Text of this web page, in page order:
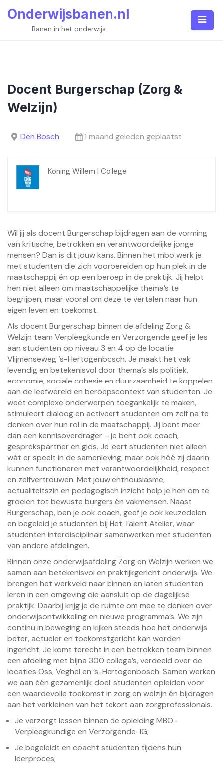
Onderwijsbanen.nl
Banen in het onderwijs
Docent Burgerschap (Zorg &
Welzijn)
Den Bosch 1 maand geleden geplaatst
Koning Willem I College
Wil jij als docent Burgerschap bijdragen aan de vorming
van kritische, betrokken en verantwoordelijke jonge
mensen? Dan is dit jouw kans. Binnen het mbo werk je
met studenten die zich voorbereiden op hun plek in de
maatschappij én op een beroep in de praktijk. Jij helpt
hen niet alleen om maatschappelijke thema’s te
begrijpen, maar vooral om deze te vertalen naar hun
eigen leven en toekomst.
Als docent Burgerschap binnen de afdeling Zorg &
Welzijn team Verpleegkunde en Verzorgende geef je les
aan studenten op niveau 3 en 4 op de locatie
Vlijmenseweg ‘s-Hertogenbosch. Je maakt het vak
levendig en betekenisvol door thema’s als politiek,
economie, sociale cohesie en duurzaamheid te koppelen
aan de leefwereld en beroepscontext van studenten. Je
weet complexe onderwerpen toegankelijk te maken,
stimuleert dialoog en activeert studenten om zelf na te
denken over hun rol in de maatschappij. Jij bent meer
dan een kennisoverdrager – je bent ook coach,
gesprekspartner en gids. Je leert studenten niet alleen
wát er speelt in de samenleving, maar ook hóé zij daarin
kunnen functioneren met verantwoordelijkheid, respect
en zelfvertrouwen. Met jouw enthousiasme,
actualiteitszin en pedagogisch inzicht help je hen om te
groeien tot bewuste burgers én vakmensen. Naast
Burgerschap, ben je ook coach, geef je ook keuzedelen
en begeleid je studenten bij Het Talent Atelier, waar
studenten interdisciplinair samenwerken met studenten
van andere afdelingen.
Binnen onze onderwijsafdeling Zorg en Welzijn werken we
samen aan betekenisvol en praktijkgericht onderwijs. We
brengen het werkveld naar binnen en laten studenten
leren in een omgeving die aansluit op de dagelijkse
praktijk. Daarbij krijg je de ruimte om mee te denken over
onderwijsontwikkeling en nieuwe programma’s. We zijn
continu in beweging en kijken steeds hoe het onderwijs
beter, actueler en toekomstgericht kan worden
ingericht. Je komt terecht in een betrokken team binnen
een afdeling met bijna 300 collega’s, verdeeld over de
locaties Oss, Veghel en ’s-Hertogenbosch. Samen werken
we aan één gezamenlijk doel: studenten opleiden voor
een waardevolle toekomst in zorg en welzijn én bijdragen
aan het verkleinen van het tekort aan zorgprofessionals.
Je verzorgt lessen binnen de opleiding MBO-
Verpleegkundige en Verzorgende-IG;
Je begeleidt en coacht studenten tijdens hun
leerproces;